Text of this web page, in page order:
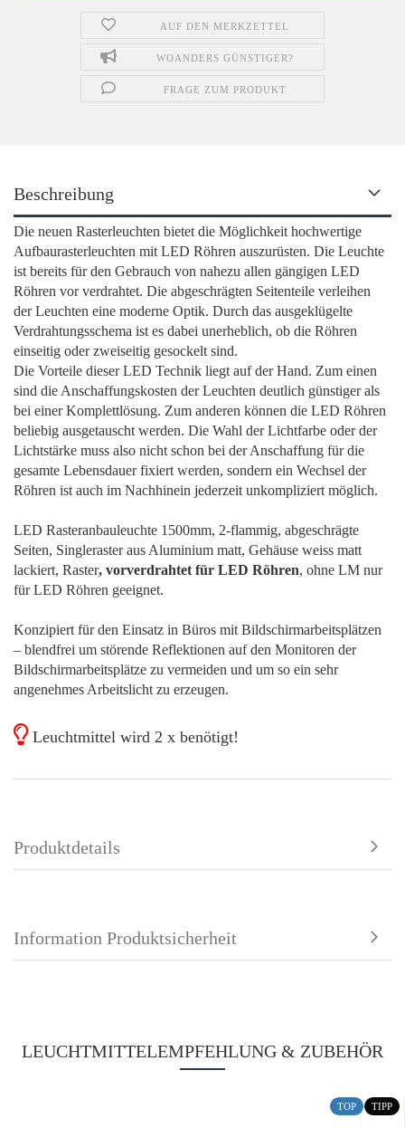
AUF DEN MERKZETTEL
WOANDERS GÜNSTIGER?
FRAGE ZUM PRODUKT
Beschreibung
Die neuen Rasterleuchten bietet die Möglichkeit hochwertige
Aufbaurasterleuchten mit LED Röhren auszurüsten. Die Leuchte
ist bereits für den Gebrauch von nahezu allen gängigen LED
Röhren vor verdrahtet. Die abgeschrägten Seitenteile verleihen
der Leuchten eine moderne Optik. Durch das ausgeklügelte
Verdrahtungsschema ist es dabei unerheblich, ob die Röhren
einseitig oder zweiseitig gesockelt sind.
Die Vorteile dieser LED Technik liegt auf der Hand. Zum einen
sind die Anschaffungskosten der Leuchten deutlich günstiger als
bei einer Komplettlösung. Zum anderen können die LED Röhren
beliebig ausgetauscht werden. Die Wahl der Lichtfarbe oder der
Lichtstärke muss also nicht schon bei der Anschaffung für die
gesamte Lebensdauer fixiert werden, sondern ein Wechsel der
Röhren ist auch im Nachhinein jederzeit unkompliziert möglich.
LED Rasteranbauleuchte 1500mm, 2-flammig, abgeschrägte
Seiten, Singleraster aus Aluminium matt, Gehäuse weiss matt
lackiert, Raster, vorverdrahtet für LED Röhren, ohne LM nur
für LED Röhren geeignet.
Konzipiert für den Einsatz in Büros mit Bildschirmarbeitsplätzen
– blendfrei um störende Reflektionen auf den Monitoren der
Bildschirmarbeitsplätze zu vermeiden und um so ein sehr
angenehmes Arbeitslicht zu erzeugen.
Leuchtmittel wird 2 x benötigt!
Produktdetails
Information Produktsicherheit
LEUCHTMITTELEMPFEHLUNG & ZUBEHÖR
TOP TIPP